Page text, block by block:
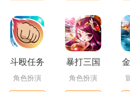
斗殴任务
角色扮演
暴打三国
角色扮演